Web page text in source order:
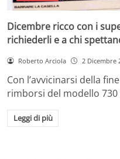
Dicembre ricco con i
richiederli e a chi
Roberto Arciola 2 Dicembre
Con l’avvicinarsi della
rimborsi del modello
Leggi di più